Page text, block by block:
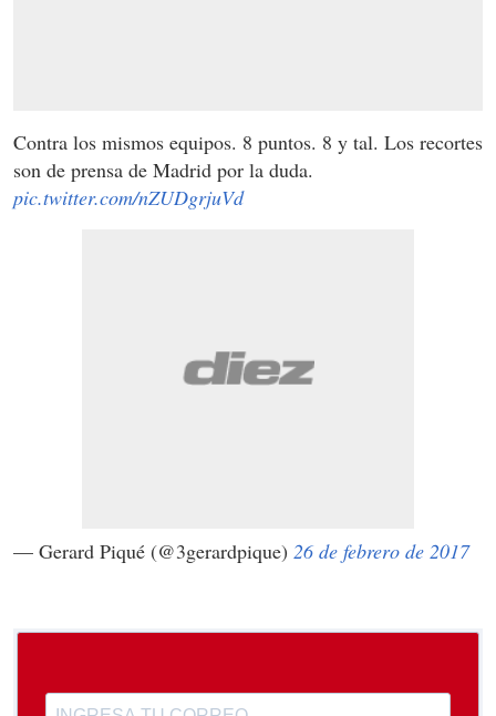
Contra los mismos equipos. 8 puntos. 8 y tal. Los recortes
son de prensa de Madrid por la duda.
pic.twitter.com/nZUDgrjuVd
— Gerard Piqué (@3gerardpique) 26 de febrero de 2017